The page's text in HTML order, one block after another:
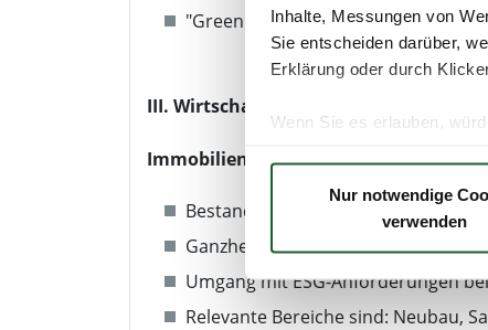
Inhalte, Messungen von
Sie entscheiden darüber,
Erklärung oder durch
Wenn Sie es erlauben,
Erfahren Sie mehr
Wir verwenden Cookies,
und die Zugriffe auf unsere
Nur notwendige
verwenden
"Green Lease" - der grüne
III. Wirtschaftliche Betrachtung
Immobiliendaten
Bestandsdatenqualität
Ganzheitliches Planen und Bauen
Umgang mit ESG-Anforderungen
Relevante Bereiche sind: Neubau,